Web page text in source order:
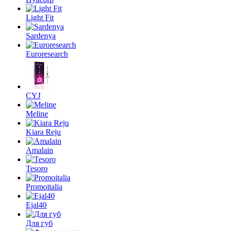
Light Fit
Sardenya
Euroresearch
CYJ
Meline
Kiara Reju
Amalain
Tesoro
Promoitalia
Ejal40
Для губ